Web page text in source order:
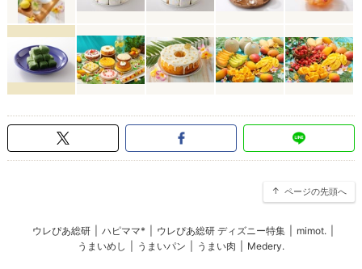
ページの先頭へ
ウレぴあ総研 ハピママ* ウレぴあ総研 ディズニー特集 mimot.
うまいめし
うまいパン うまい肉 Medery.